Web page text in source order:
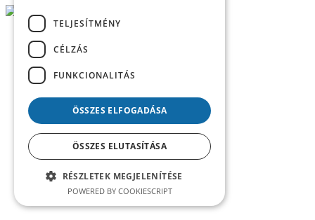
TELJESÍTMÉNY
CÉLZÁS
FUNKCIONALITÁS
ÖSSZES ELFOGADÁSA
ÖSSZES ELUTASÍTÁSA
RÉSZLETEK MEGJELENÍTÉSE
POWERED BY COOKIESCRIPT